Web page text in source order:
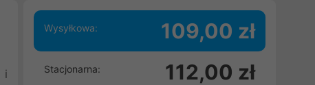
i
Wysyłkowa: 109,00 zł
Stacjonarna: 112,00 zł